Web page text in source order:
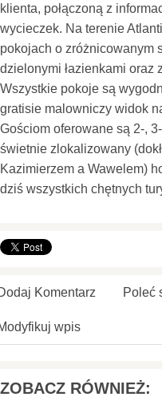
klienta, połączoną z
wycieczek. Na terenie
pokojach o zróżnicowanym
dzielonymi łazienkami oraz
Wszystkie pokoje są
gratisie malowniczy widok
Gościom oferowane są 2-,
świetnie zlokalizowany
Kazimierzem a Wawelem)
dziś wszystkich chętnych
Komentarz Poleć
wpis
ZOBACZ RÓWNIEŻ: